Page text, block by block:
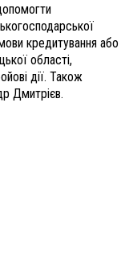
кредитування або
області,
дії. Також
Дмитрієв.